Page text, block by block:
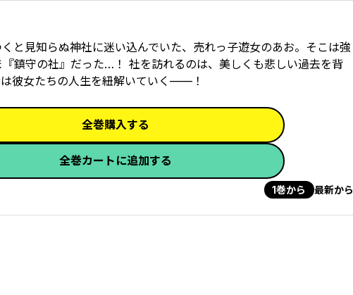
と見知らぬ神社に迷い込んでいた、売れっ子遊女のあお。そこは強
鎮守の社』だった…！ 社を訪れるのは、美しくも悲しい過去を背
彼女たちの人生を紐解いていく——！
全巻購入する
全巻カートに追加する
1巻から 最新から